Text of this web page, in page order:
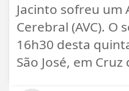
Jacinto sofreu um
Cerebral (AVC). O
16h30 desta
São José, em Cruz